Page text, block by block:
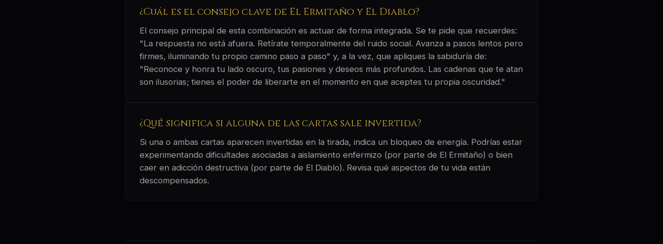
¿Cuál es el consejo clave de El Ermitaño y El Diablo?
El consejo principal de esta combinación es actuar de forma integrada. Se te pide que recuerdes:
"La respuesta no está afuera. Retírate temporalmente del ruido social. Avanza a pasos lentos pero
firmes, iluminando tu propio camino paso a paso" y, a la vez, que apliques la sabiduría de:
"Reconoce y honra tu lado oscuro, tus pasiones y deseos más profundos. Las cadenas que te atan
son ilusorias; tienes el poder de liberarte en el momento en que aceptes tu propia oscuridad."
¿Qué significa si alguna de las cartas sale invertida?
Si una o ambas cartas aparecen invertidas en la tirada, indica un bloqueo de energía. Podrías estar
experimentando dificultades asociadas a aislamiento enfermizo (por parte de El Ermitaño) o bien
caer en adicción destructiva (por parte de El Diablo). Revisa qué aspectos de tu vida están
descompensados.